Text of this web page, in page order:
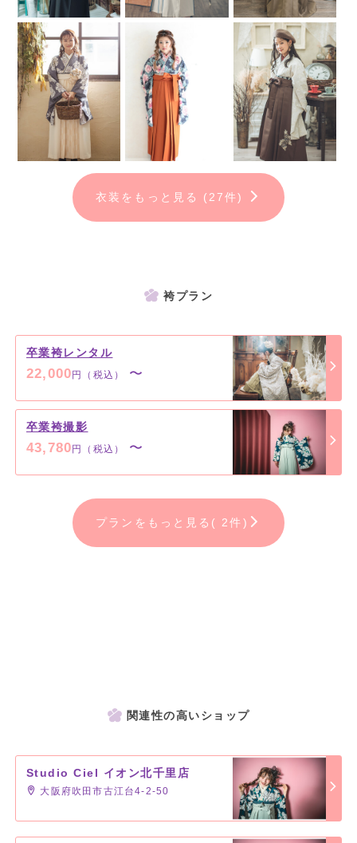
・前撮り時ドレスお着替え
※詳しくは店頭スタッフまたはお電話にてお問い合わせ下さい。
----------------------------------
卒業袴撮影
レンタルされた方＆卒業式に袴を着れない方へ♡撮影だけでもOK！
お持ち込みでも対応しております。卒業記念をおしゃれに・・・◎
撮影料＋衣装代＋着付けヘアメイク＝9,800円(税込10,780円)
※お着替え2着OK
撮影料+衣装代+着付けヘアメイク+70カットデータ＝49,280円(税
込)
※土日祝撮影料＋1,100円(税込)
＊兄弟姉妹・家族様撮影も無料！！
＊もちろん、こだわりの地毛アレンジ＆ヘアメイクもさせていただき
衣装をもっと見る (27件)
袴プラン
卒業袴レンタル
22,000 円（税込） 〜
卒業袴撮影
43,780円（税込） 〜
プランをもっと見る( 2件)
関連性の高いショップ
Studio Ciel イオン北千里店
大阪府吹田市古江台4-2-50